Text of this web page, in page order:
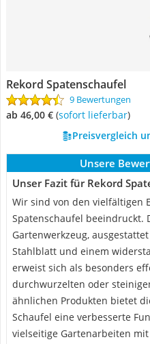
Rekord Spatenschaufel
9 Bewertungen
ab 46,00 € ( Sofort lieferbar)
Preisvergleich
Unsere
Unser Fazit für Rekord
Wir sind von den vielfältigen
Spatenschaufel beeindruckt.
Gartenwerkzeug,
Stahlblatt und einem
erweist sich als besonders
durchwurzelten oder
ähnlichen Produkten bietet
Schaufel eine verbesserte
vielseitige Gartenarbeiten